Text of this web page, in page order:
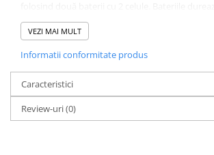
luniProgramare minimă necesarăNu există
nocivi sau propulsoriDesignul unic cilindric oferă
pereteTehnologie centrifugă bazată pe
„ridicată” - parfumul durează 30 - 45 de zileÎn
parfumul durează 45 - 60 de zileProtectie
fixează pe placa de montare de pe perete
VEZI MAI MULT
Informatii conformitate produs
Caracteristici
Review-uri(0)